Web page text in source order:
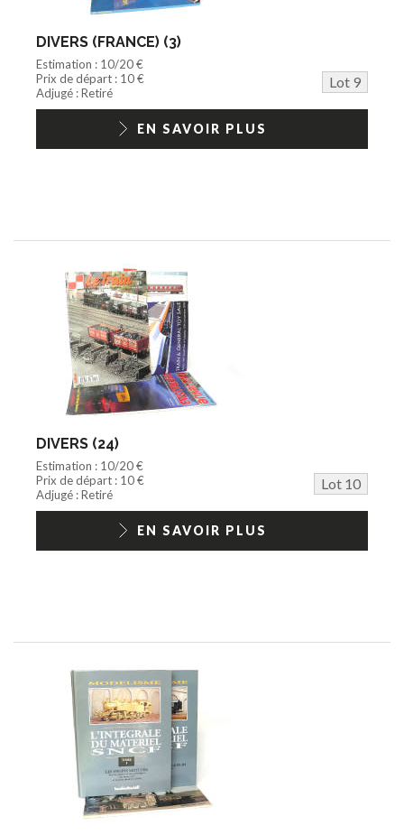
DIVERS (FRANCE) (3)
Estimation : 10/20 €
Prix de départ : 10 €
Lot 9
Adjugé : Retiré
EN SAVOIR PLUS
DIVERS (24)
Estimation : 10/20 €
Prix de départ : 10 €
Lot 10
Adjugé : Retiré
EN SAVOIR PLUS